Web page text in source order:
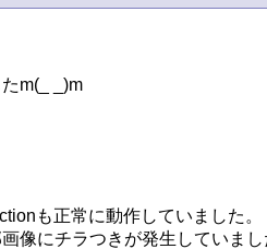
m(_ _)m
も正常に動作していました。
像にチラつきが発生していま